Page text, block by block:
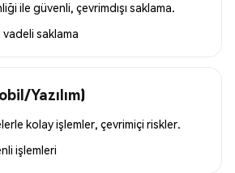
ile güvenli, çevrimdışı saklama.
saklama
Yazılım)
kolay işlemler, çevrimiçi riskler.
işlemleri